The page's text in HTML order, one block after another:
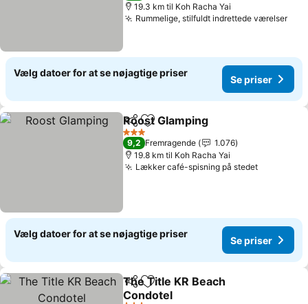
19.3 km til Koh Racha Yai
Rummelige, stilfuldt indrettede værelser
Vælg datoer for at se nøjagtige priser
Se priser
Del Føj til favoritter
Roost Glamping
3 Stjerner
9,2 Fremragende
1.076
19.8 km til Koh Racha Yai
Lækker café-spisning på stedet
Vælg datoer for at se nøjagtige priser
Se priser
Del Føj til favoritter
The Title KR Beach
Condotel